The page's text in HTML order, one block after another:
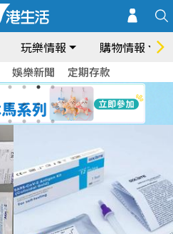
玩樂情報 購物情報
娛樂新聞 定期存款